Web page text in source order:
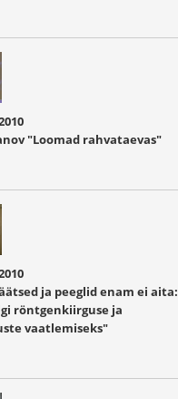
"Loomad rahvataevas"
ja peeglid enam ei aita:
röntgenkiirguse ja
vaatlemiseks"